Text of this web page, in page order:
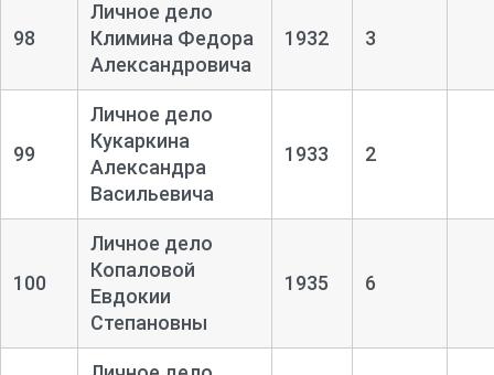
98
Личное дело
Климина Федора
Александровича
1932 3
99
Личное дело
Кукаркина
Александра
Васильевича
1933 2
100
Личное дело
Копаловой
Евдокии
Степановны
1935 6